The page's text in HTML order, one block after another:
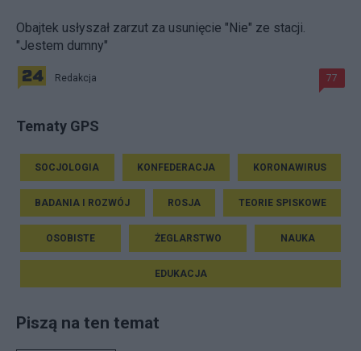
Obajtek usłyszał zarzut za usunięcie "Nie" ze stacji.
"Jestem dumny"
Redakcja 77
Tematy GPS
SOCJOLOGIA KONFEDERACJA KORONAWIRUS
BADANIA I ROZWÓJ ROSJA TEORIE SPISKOWE
OSOBISTE ŻEGLARSTWO NAUKA
EDUKACJA
Piszą na ten temat